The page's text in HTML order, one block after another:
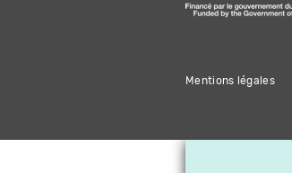
Mentions légales